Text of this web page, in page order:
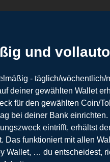
und
- täglich/
deiner gewählten Wallet
für den gewählten Coin/
bei deiner Bank
eintrifft, erhältst
Das funktioniert mit allen
Wallet, … du entscheidest,